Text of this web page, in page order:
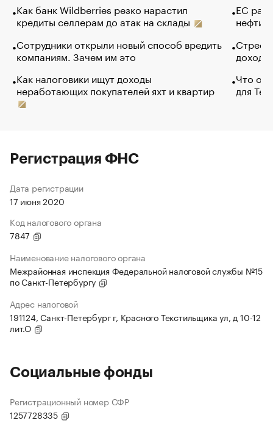
Как банк Wildberries резко нарастил
кредиты селлерам до атак на склады
Сотрудники открыли новый способ вредить
компаниям. Зачем им это
Как налоговики ищут доходы
неработающих покупателей яхт и квартир
ЕС
нефти
Что
для
Регистрация ФНС
Дата регистрации
17 июня 2020
Код налогового органа
7847
Наименование налогового органа
Межрайонная инспекция Федеральной налоговой службы №15
по Санкт-Петербургу
Адрес налоговой
191124, Санкт-Петербург г, Красного Текстильщика ул, д 10-12
лит.О
Социальные фонды
Регистрационный номер СФР
1257728335